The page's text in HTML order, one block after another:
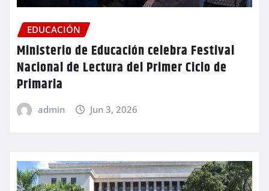
EDUCACIÓN
Ministerio de Educación celebra Festival
Nacional de Lectura del Primer Ciclo de
Primaria
admin Jun 3, 2026